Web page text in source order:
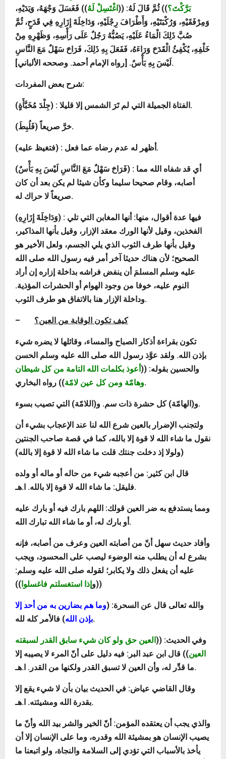
بَرَّكْتَ؟)) ثُمَّ قَالَ لَهُ: (( اغْتَسِلْ لَهُ)) فَغَسَلَ وَجْهَهُ، وَيَدَيْهِ،
وَمِرْفَقَيْهِ، وَرُكْبَتَيْهِ، وَأَطْرَافَ رِجْلَيْهِ، وَدَاخِلَةَ إِزَارِهِ فِي قَدَحٍ، ثُمَّ
صُبَّ ذَلِكَ الْمَاءُ عَلَيْهِ، يَصُبُّهُ رَجُلٌ عَلَى رَأْسِهِ، وَظَهْرِهِ مِنْ
خَلْفِهِ، يُكْفِئُ الْقَدَحَ وَرَاءَهُ، فَفَعَلَ بِهِ ذَلِكَ، فَرَاحَ سَهْلٌ مَعَ النَّاسِ
لَيْسَ بِهِ بَأْسٌ. [رواه الإمام أحمد. وصححه الألباني].
شرح بعض المفردات:
(جِلْدَ مُخَبَّأَةٍ) : الفتاة الجميلة التي لم تَرَ الشمس إلا قليلا.
(فَلُبِطَ) خرَّ صريعاً.
(فتغيظ عليه) : أظهر له عدم رضاه عما فعل.
(فَرَاحَ سَهْلٌ مَعَ النَّاسِ لَيْسَ بِهِ بَأْسٌ) : أي قد شفاه الله مما
أصابه، وقام صحيحا سليما وكأن شيئا لم يكن بعد أن كان
صريعاً لا حراك له.
(وَدَاخِلَةَ إِزَارِهِ) : فيها عدة أقوال، منها: أنها المغابن التي تلي
الفخذين، وقيل لأنها الورك معقد الإزار، وقيل بأنها المذاكير،
وقيل بأنها طرف الثوب الذي يلي الجسم، ولعل الأخير هو
الصحيح؛ لأن هناك حديثا آخر أمر فيه رسول الله صلى الله
عليه وسلم المسلمَ أن ينفض فراشه بداخلة إزاره إن أراد
النوم عليه، خوفا من وجود الهوام أو الحشرات المؤذية.
وداخلة الإزار هنا بالاتفاق هو طرف الثوب.
– كيف تكون الوقاية من العين؟
تكون بقراءة أذكار الصباح والمساء، وقائلها لا يضره شيء
بإذن الله. ولقد عوَّذ رسول الله صلى الله عليه وسلم الحسن
والحسين بقوله: (( أعوذ بكلمات الله التامة من كل شيطان
وهامّة ومن كل عين لامّة)) رواه البخاري.
و(الهامّة) كل حشرة ذات سم. و(اللامّة) التي تصيب بسوء.
ولتجنب الإضرار بالعين شرع الله لنا عند الإعجاب بشيء أن
نقول ما شاء الله لا قوة إلا بالله، كما في قصة صاحب الجنتين
(ولولا إذ دخلت جنتك قلت ما شاء الله لا قوة إلا بالله)
قال ابن كثير: من أعجبه شيء من حاله أو ماله أو ولده
فليقل: ما شاء الله لا قوة إلا بالله. ا.هـ.
ومما يستدفع به ضر العين قولك: اللهم بارك فيه أو بارك عليه
أو بارك له، أو ما شاء الله تبارك الله.
وأفاد حديث سهل أنّ من أصابته العين وعرف من أصابه، فإنه
بشرع له أن يطلب منه الوضوء ليصب على المحسود، ويجب
عليه أن يفعل ذلك ولا يكابر؛ لقوله صلى الله عليه وسلم:
((وإذا استغسلتم فاغسلوا ))
والله تعالى قال عن السحرة: (وما هم بضارين به من أحد إلا
بإذن الله) فالأمر كله لله.
وفي الحديث: (( العين حق ولو كان شيء سابق القدر لسبقته
العين)) قال ابن عبد البر: فيه دليل على أنّ المرء لا يصيبه إلا
ما قدِّر له، وأن العين لا تسبق القدر ولكنها من القدر. ا.هـ.
وقال القاضي عياض: في الحديث بيان بأن لا شيء يقع إلا
بقدرة الله ومشيئته. ا.هـ.
والذي يجب أن يعتقده المؤمن: أنّ الخير والشر بيد الله وأنّ ما
يصيب الإنسان هو بمشيئة الله وقدره، وما على الإنسان إلا أن
يأخذ بالأسباب التي تؤدي إلى السلامة والنجاة، ولو اتبعنا ما